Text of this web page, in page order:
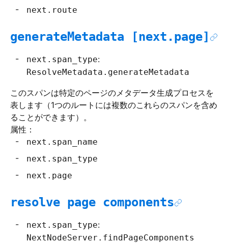
next.route
generateMetadata [next.page]
next.span_type:
ResolveMetadata.generateMetadata
このスパンは特定のページのメタデータ生成プロセスを
表します（1つのルートには複数のこれらのスパンを含め
ることができます）。
属性：
next.span_name
next.span_type
next.page
resolve page components
next.span_type:
NextNodeServer.findPageComponents